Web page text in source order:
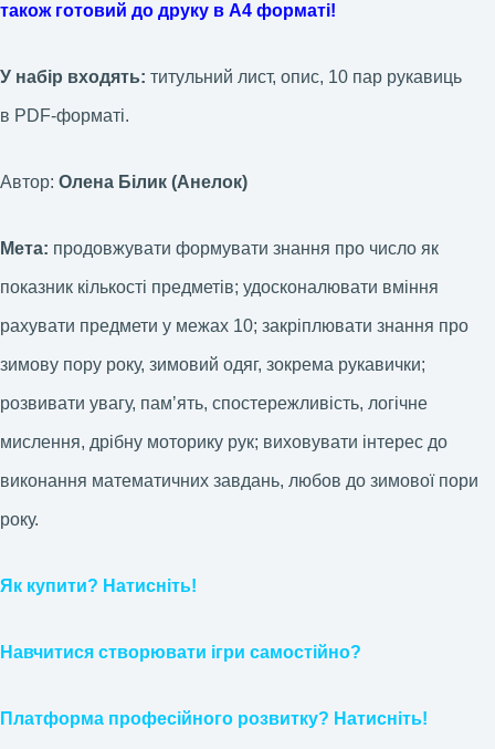
також готовий до друку в А4 форматі!
У набір входять: титульний лист, опис, 10 пар рукавиць
в PDF-форматі.
Автор: Олена Білик (Анелок)
Мета: продовжувати формувати знання про число як
показник кількості предметів; удосконалювати вміння
рахувати предмети у межах 10; закріплювати знання про
зимову пору року, зимовий одяг, зокрема рукавички;
розвивати увагу, памʼять, спостережливість, логічне
мислення, дрібну моторику рук; виховувати інтерес до
виконання математичних завдань, любов до зимової пори
року.
Як купити? Натисніть!
Навчитися створювати ігри самостійно?
Платформа професійного розвитку? Натисніть!